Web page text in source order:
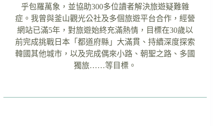
乎包羅萬象，並協助300多位讀者解決旅遊疑難雜
症。我曾與釜山觀光公社及多個旅遊平台合作，經營
網站已滿5年，對旅遊始終充滿熱情，目標在30歲以
前完成挑戰日本「都道府縣」大滿貫、持續深度探索
韓國其他城市，以及完成偶來小路、朝聖之路、多國
獨旅……等目標。